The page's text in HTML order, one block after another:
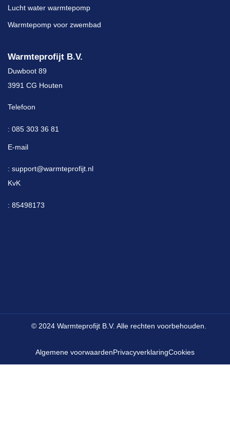
Lucht water warmtepomp
Warmtepomp voor zwembad
Warmteprofijt B.V.
Duwboot 89
3991 CG Houten
Telefoon
: 085 303 36 81
E-mail
: support@warmteprofijt.nl
KvK
: 85498173
© 2024 Warmteprofijt B.V. Alle rechten voorbehouden.
Algemene voorwaardenPrivacyverklaringCookies